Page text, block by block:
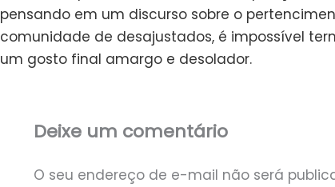
pensando em um discurso sobre o
comunidade de desajustados, é impossível
um gosto final amargo e desolador.
Deixe um comentário
O seu endereço de e-mail não será